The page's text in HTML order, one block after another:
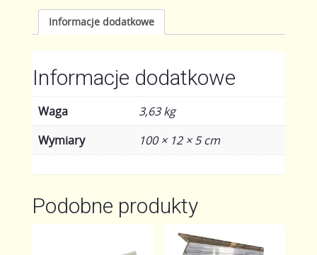
Informacje dodatkowe
Informacje dodatkowe
Waga
3,63 kg
Wymiary
100 × 12 × 5 cm
Podobne produkty